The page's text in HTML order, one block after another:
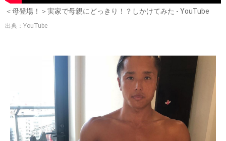
＜母登場！＞実家で母親にどっきり！？しかけてみた - YouTube
出典：YouTube